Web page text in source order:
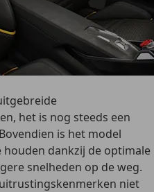
het is nog steeds een
is het model
dankzij de optimale
snelheden op de weg.
niet